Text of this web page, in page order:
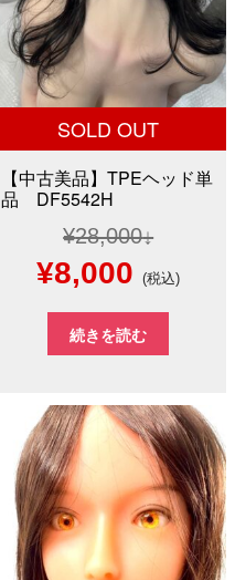
た。
す。
SOLD OUT
【中古美品】TPEヘッド単
品 DF5542H
¥28,000
元
の
価
格
は
¥28,000
で
¥8,000 現
在
の
価
格
は
¥8,000
(税込)
続きを読む